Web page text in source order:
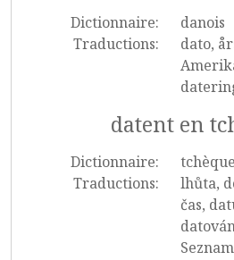
Dictionnaire:
danois
Traductions:
dato,
datent en
Dictionnaire:
tchèque
Traductions:
lhůta,
čas,